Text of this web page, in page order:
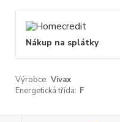
Nákup na splátky
Výrobce: Vivax
Energetická třída: F